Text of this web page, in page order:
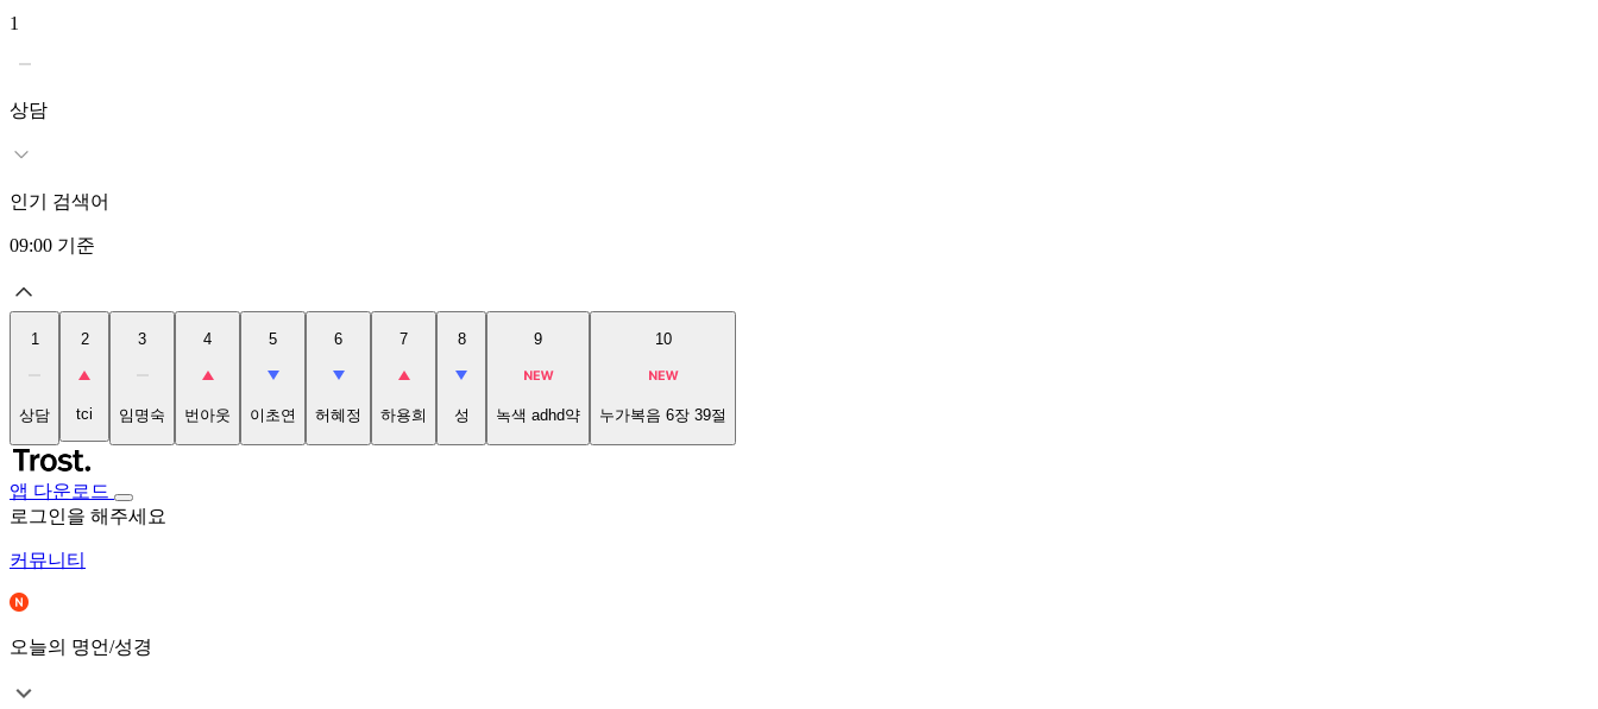
1
상담
인기 검색어
09:00 기준
1
상담
2
tci
3
임명숙
4
번아웃
5
이초연
6
허혜정
7
하용희
8
성
9
녹색 adhd약
10
누가복음 6장 39절
앱 다운로드
로그인을 해주세요
커뮤니티
오늘의 명언/성경